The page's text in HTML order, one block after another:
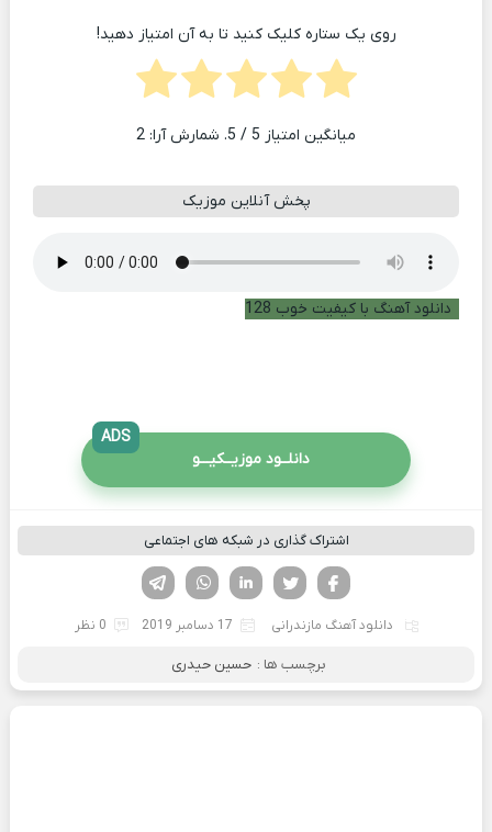
روی یک ستاره کلیک کنید تا به آن امتیاز دهید!
میانگین امتیاز 5 / 5. شمارش آرا: 2
پخش آنلاین موزیک
دانلود آهنگ با کیفیت خوب 128
دانلــود موزیــکیـــو
ADS
اشتراک گذاری در شبکه های اجتماعی
لینکدین تویتر
فیسوک
دانلود آهنگ مازندرانی 17 دسامبر 2019 0 نظر
برچسب ها : حسین حیدری